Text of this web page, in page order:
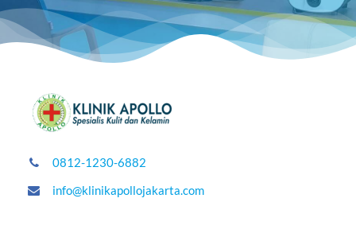
0812-1230-6882
info@klinikapollojakarta.com